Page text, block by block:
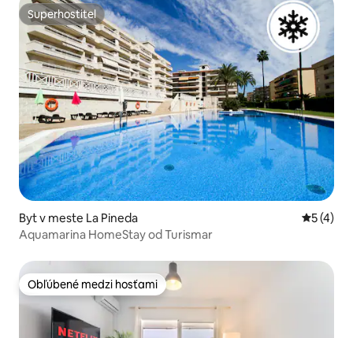
Superhostiteľ
Superhostiteľ
Byt v meste La Pineda
5 (4)
Aquamarina HomeStay od Turismar
Obľúbené medzi hosťami
Obľúbené medzi hosťami